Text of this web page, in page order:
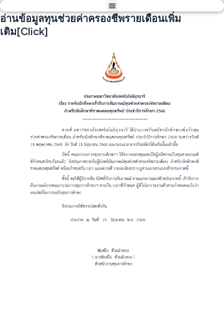
Skip
to
content
Menu
อ่านข้อมูลทุนช่วยค่าครองชีพรายเดือนเพิ่ม
เติม[Click]